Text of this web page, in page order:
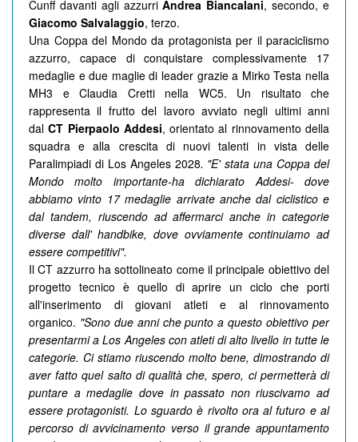
Cunff davanti agli azzurriAndrea Biancalani, secondo, e
Giacomo Salvalaggio, terzo.
Una Coppa del Mondo da protagonista per il paraciclismo
azzurro, capace di conquistare complessivamente 17
medaglie e due maglie di leader grazie a Mirko Testa nella
MH3 e Claudia Cretti nella WC5. Un risultato che
rappresenta il frutto del lavoro avviato negli ultimi anni
dalCT Pierpaolo Addesi, orientato al rinnovamento della
squadra e alla crescita di nuovi talenti in vista delle
Paralimpiadi di Los Angeles 2028. "E' stata una Coppa del
Mondo molto importante-ha dichiarato Addesi- dove
abbiamo vinto 17 medaglie arrivate anche dal ciclistico e
dal tandem, riuscendo ad affermarci anche in categorie
diverse dall' handbike, dove ovviamente continuiamo ad
essere competitivi".
Il CT azzurro ha sottolineato come il principale obiettivo del
progetto tecnico è quello di aprire un ciclo che porti
all'inserimento di giovani atleti e al rinnovamento
organico. "Sono due anni che punto a questo obiettivo per
presentarmi a Los Angeles con atleti di alto livello in tutte le
categorie. Ci stiamo riuscendo molto bene, dimostrando di
aver fatto quel salto di qualità che, spero, ci permetterà di
puntare a medaglie dove in passato non riuscivamo ad
essere protagonisti. Lo sguardo è rivolto ora al futuro e al
percorso di avvicinamento verso il grande appuntamento